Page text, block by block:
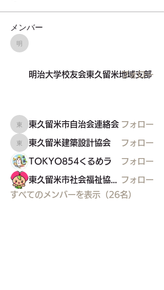
メンバー
明治大学校友会東久留米地域支部
明治大学校友会東久留米地域支部
フォロー
東久留米市自治会連絡会
東久留米市自治会連絡会 フォロー
東久留米建築設計協会
東久留米建築設計協会 フォロー
TOKYO854くるめラ フォロー
フォロー
すべてのメンバーを表示（26名）